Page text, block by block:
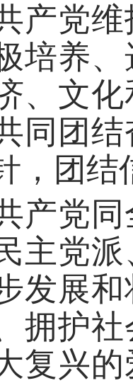
党维
培养
、文
同团
，团结
党同
主党
发展
拥护
复兴